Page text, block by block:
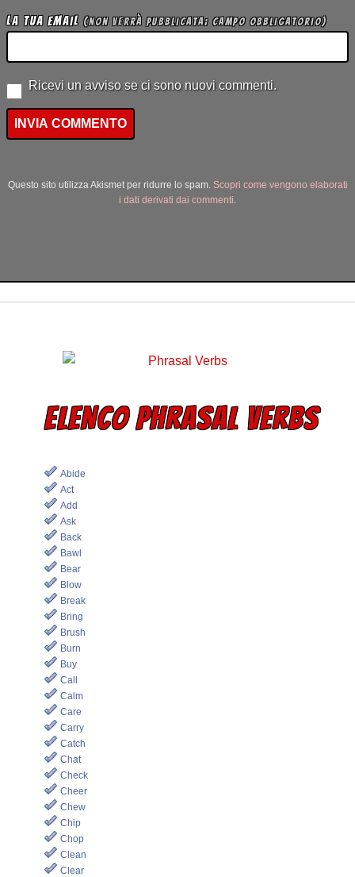
La tua Email (non verrà pubblicata; campo obbligatorio)
Ricevi un avviso se ci sono nuovi commenti.
Questo sito utilizza Akismet per ridurre lo spam. Scopri come vengono elaborati
i dati derivati dai commenti.
ELENCO PHRASAL VERBS
Abide
Act
Add
Ask
Back
Bawl
Bear
Blow
Break
Bring
Brush
Burn
Buy
Call
Calm
Care
Carry
Catch
Chat
Check
Cheer
Chew
Chip
Chop
Clean
Clear